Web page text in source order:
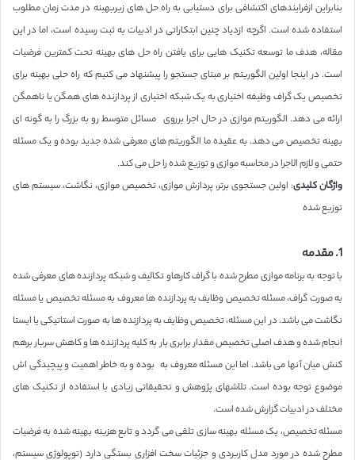
بنابراین ازفرایندهای اکتشافی برای دستیابی به راه حل های زیربهینه در مدت زمان مطلوب
استفاده شده است. اگرچه ازدیاد چنین ابتکاراتی در ادبیات به ثبت رسیده است، اما در این
مقاله، هدف ما توسعه تکنیک هایی برای یافتن راه حل های بهینه تحت کمترین فرضیات
است. در اینجا اولین الگوریتم بر مبنای جستجو را پیشنهاد می کنیم که راه حلی بهینه برای
تخصیص یک گراف وظیفه اختیاری به یک شبکه اختیاری از پردازنده های همگن یا ناهمگن
ارائه می دهد. الگوریتم موازی در حال اجرا برروی مسائل متوسط رو به بزرگ را به گونه ای
بهینه تخصیص می دهد. به عقیده ما الگوریتم های معرفی شده جدید بوده و یک مسئله
حتمی و لازم الاجرا در محاسبه موازی و توزیع شده را حل می کند.
واژگان کلیدی: اولین جستجوی برتر، پردازش موازی، تخصیص موازی، نگاشت، سیستم های
توزیع شده
1. مقدمه
با توجه به برنامه موازی مطرح شده با گراف کارهاو تکالیف و شبکه پردازنده های معرفی شده
به صورت گراف، مسئله تخصیص وظایف به پردازنده ها معروف به مسئله تخصیص یا مسئله
نگاشت می باشد. در این مسئله، تخصیص وظایف به پردازنده ها به صورت استاتیکی یا ایستا
انجام شده و هدف اصلی تخصیص مقدار برابری بار به کلیه پردازنده ها و کاهش سربار برهم
کنش میان آنها می باشد. اما این مسئله معروف به بوده و به خاطر اهمیت و پیچیدگی اش
موضوع توجه بوده است. تلاشهای پژوهش و تحقیقاتی زیادی با استفاده از تکنیک های
مختلف در ادبیات گزارش شده است.
مسئله تخصیص، یک مسئله بهینه سازی تلقی می گردد و تابع هزینه بهینه شده به فرضیات
مطرح شده در مورد مدل کاربردی و جزئیات سخت افزاری بستگی دارد (توپولوژی سیستم،